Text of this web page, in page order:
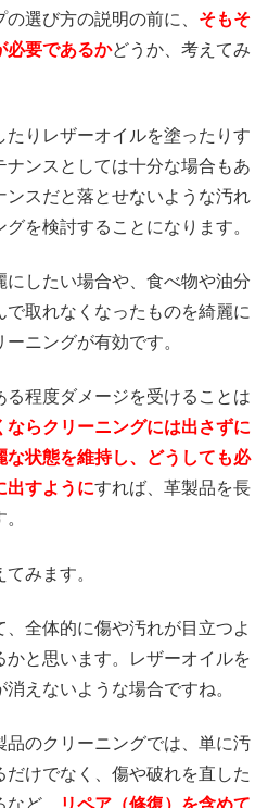
選び方の説明の前に、 そもそ
必要であるかどうか、考えてみ
りレザーオイルを塗ったりす
ナンスとしては十分な場合もあ
ンスだと落とせないような汚れ
を検討することになります。
したい場合や、食べ物や油分
で取れなくなったものを綺麗に
ニングが有効です。
る程度ダメージを受けることは
ならクリーニングには出さずに
状態を維持し、どうしても必
出すようにすれば、革製品を長
みます。
全体的に傷や汚れが目立つよ
かと思います。レザーオイルを
えないような場合ですね。
品のクリーニングでは、単に汚
けでなく、傷や破れを直した